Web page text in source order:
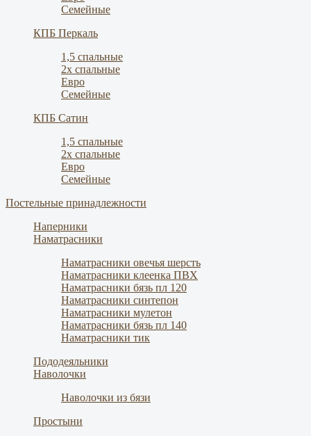
Семейные
КПБ Перкаль
1,5 спальные
2х спальные
Евро
Семейные
КПБ Сатин
1,5 спальные
2х спальные
Евро
Семейные
Постельные принадлежности
Наперники
Наматрасники
Наматрасники овечья шерсть
Наматрасники клеенка ПВХ
Наматрасники бязь пл 120
Наматрасники синтепон
Наматрасники мулетон
Наматрасники бязь пл 140
Наматрасники тик
Пододеяльники
Наволочки
Наволочки из бязи
Простыни